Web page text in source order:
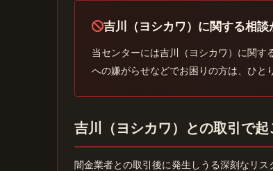
吉川（ヨシカワ）に関する相
当センターには吉川（ヨシカワ）に関
への嫌がらせなどでお困りの方は、ひと
吉川（ヨシカワ）との取引で
闇金業者との取引後に発生しうる深刻なリス